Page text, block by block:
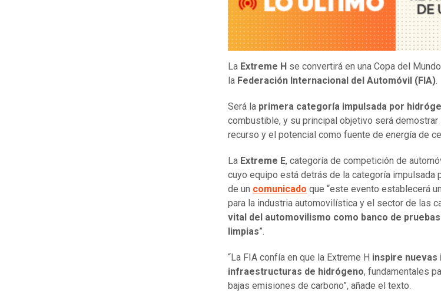
La Extreme H se convertirá en una Copa del
la Federación Internacional del Automóvil (FIA).
Será la primera categoría impulsada por
combustible, y su principal objetivo será
recurso y el potencial como fuente de energía de
La Extreme E, categoría de competición de
cuyo equipo está detrás de la categoría impulsada
de un comunicado que “este evento establecerá
para la industria automovilística y el sector de las
vital del automovilismo como banco de
limpias”.
“La FIA confía en que la Extreme H inspire
infraestructuras de hidrógeno, fundamentales
bajas emisiones de carbono”, añade el texto.